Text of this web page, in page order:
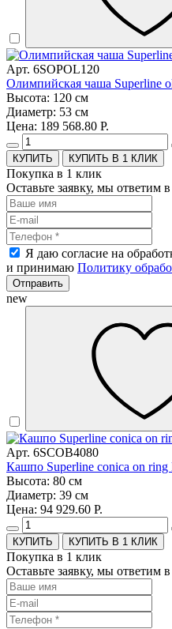
Арт. 6SOPOL120
Олимпийская чаша Superline
Высота: 120 см
Диаметр: 53 см
Цена: 189 568.80 Р.
КУПИТЬ В 1 КЛИК
Покупка в 1 клик
Оставьте заявку, мы ответим
Я даю согласие на
и принимаю Политику
Отправить
new
Арт. 6SCOB4080
Кашпо Superline conica on ring
Высота: 80 см
Диаметр: 39 см
Цена: 94 929.60 Р.
КУПИТЬ В 1 КЛИК
Покупка в 1 клик
Оставьте заявку, мы ответим